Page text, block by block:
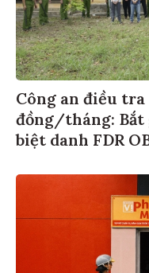
Công an điều
đồng/tháng: Bắt
biệt danh FDR